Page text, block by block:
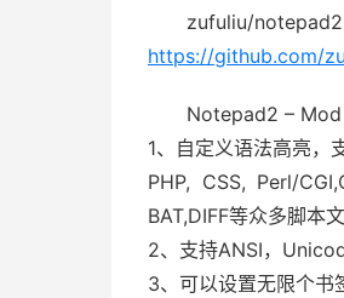
zufuliu/notepad2
https://github.com/
Notepad2 – Mod
1、自定义语法高亮
PHP, CSS, Perl/
BAT,DIFF等众多脚本文
2、支持ANSI，
3、可以设置无限个书